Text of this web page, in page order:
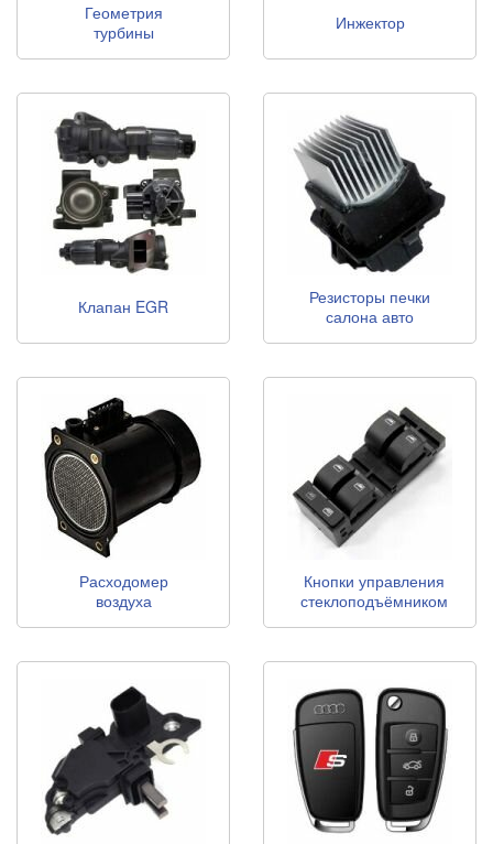
Геометрия
турбины
Инжектор
Клапан EGR
Резисторы печки
салона авто
Расходомер
воздуха
Кнопки управления
стеклоподъёмником